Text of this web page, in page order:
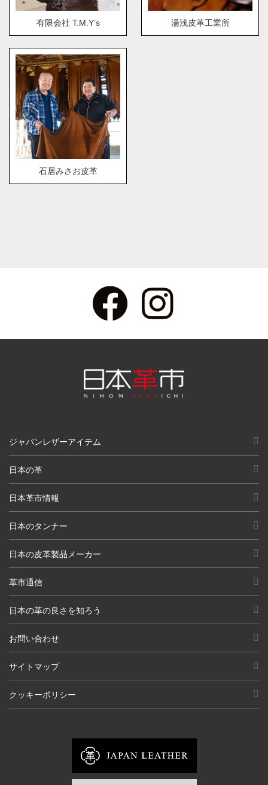
有限会社 T.M.Y’s 湯浅皮革工業所
石居みさお皮革
ジャパンレザーアイテム
日本の革
日本革市情報
日本のタンナー
日本の皮革製品メーカー
革市通信
日本の革の良さを知ろう
お問い合わせ
サイトマップ
クッキーポリシー